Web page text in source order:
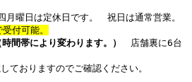
曜日は定休日です。　祝日は通常営業。
付可能。
時間帯により変わります。）
店舗裏に6台
ておりますのでご確認ください。